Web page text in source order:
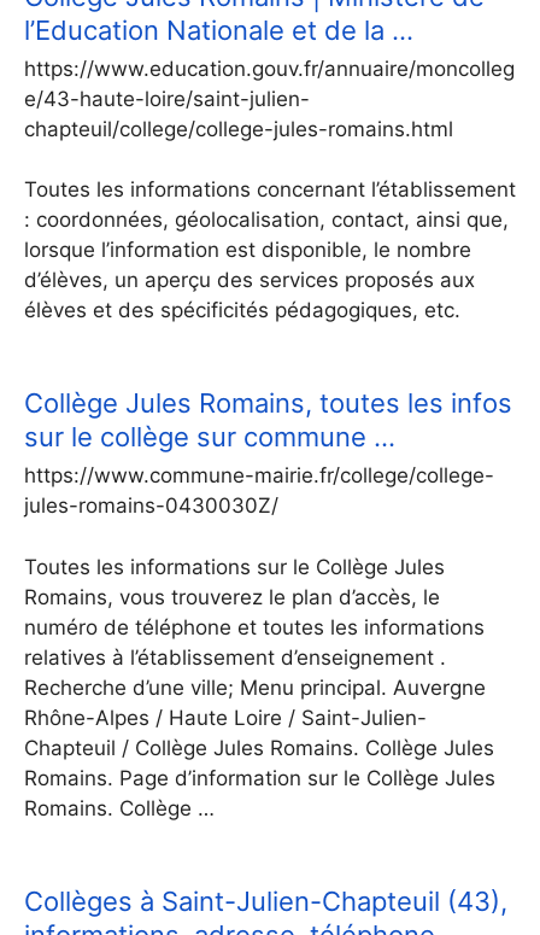
l’Education Nationale et de la …
https://www.education.gouv.fr/annuaire/moncolleg
e/43-haute-loire/saint-julien-
chapteuil/college/college-jules-romains.html
Toutes les informations concernant l’établissement
: coordonnées, géolocalisation, contact, ainsi que,
lorsque l’information est disponible, le nombre
d’élèves, un aperçu des services proposés aux
élèves et des spécificités pédagogiques, etc.
Collège Jules Romains, toutes les infos
sur le collège sur commune …
https://www.commune-mairie.fr/college/college-
jules-romains-0430030Z/
Toutes les informations sur le Collège Jules
Romains, vous trouverez le plan d’accès, le
numéro de téléphone et toutes les informations
relatives à l’établissement d’enseignement .
Recherche d’une ville; Menu principal. Auvergne
Rhône-Alpes / Haute Loire / Saint-Julien-
Chapteuil / Collège Jules Romains. Collège Jules
Romains. Page d’information sur le Collège Jules
Romains. Collège …
Collèges à Saint-Julien-Chapteuil (43),